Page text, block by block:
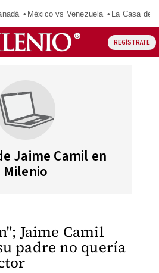
México vs Venezuela La Casa de
REGÍSTRATE
Jaime Camil en
Milenio
Jaime Camil
padre no quería